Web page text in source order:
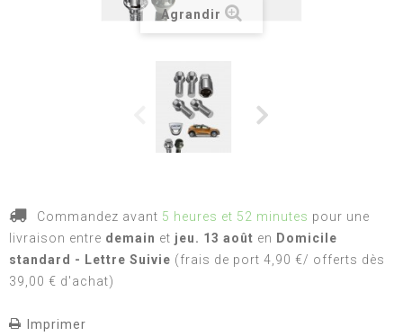
Agrandir
Commandez avant 5 heures et 52 minutes pour une
livraison entre demain et jeu. 13 août en Domicile
standard - Lettre Suivie (frais de port 4,90 €/ offerts dès
39,00 € d'achat)
Imprimer